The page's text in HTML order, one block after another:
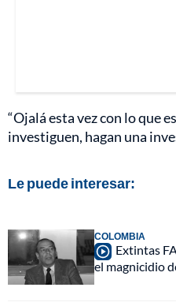
“Ojalá esta vez con lo que
investiguen, hagan una
Le puede interesar:
COLOMBIA
Extintas
el magnicidio